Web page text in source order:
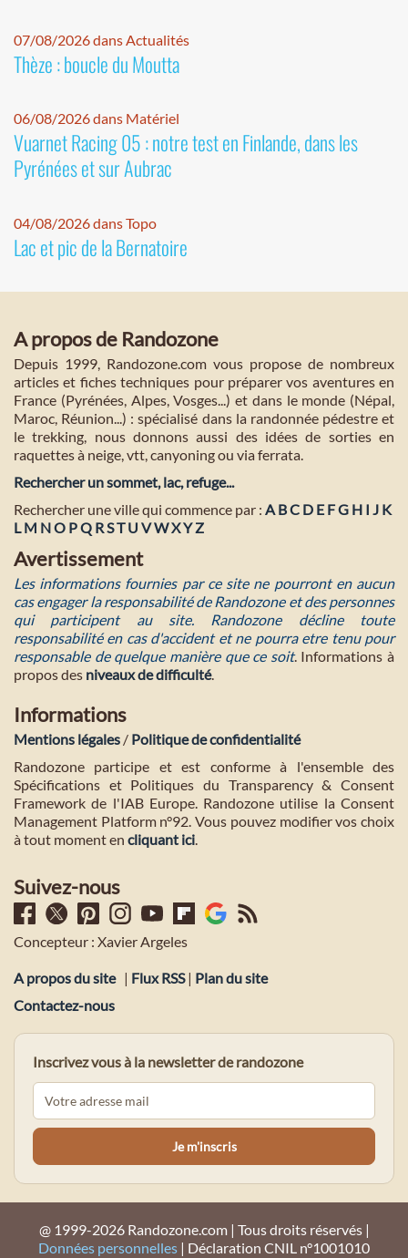
07/08/2026 dans Actualités
Thèze : boucle du Moutta
06/08/2026 dans Matériel
Vuarnet Racing 05 : notre test en Finlande, dans les
Pyrénées et sur Aubrac
04/08/2026 dans Topo
Lac et pic de la Bernatoire
A propos de Randozone
Depuis 1999, Randozone.com vous propose de nombreux
articles et fiches techniques pour préparer vos aventures en
France (Pyrénées, Alpes, Vosges...) et dans le monde (Népal,
Maroc, Réunion...) : spécialisé dans la randonnée pédestre et
le trekking, nous donnons aussi des idées de sorties en
raquettes à neige, vtt, canyoning ou via ferrata.
Rechercher un sommet, lac, refuge...
Rechercher une ville qui commence par : A BC D E FG H I J K
L M NO PQ RST U VWXYZ
Avertissement
Les informations fournies par ce site ne pourront en aucun
cas engager la responsabilité de Randozone et des personnes
qui participent au site. Randozone décline toute
responsabilité en cas d'accident et ne pourra etre tenu pour
responsable de quelque manière que ce soit. Informations à
propos des niveaux de difficulté.
Informations
Mentions légales / Politique de confidentialité
Randozone participe et est conforme à l'ensemble des
Spécifications et Politiques du Transparency & Consent
Framework de l'IAB Europe. Randozone utilise la Consent
Management Platform n°92. Vous pouvez modifier vos choix
à tout moment en cliquant ici.
Suivez-nous
Concepteur : Xavier Argeles
A propos du site | Flux RSS| Plan du site
Contactez-nous
Inscrivez vous à la newsletter de randozone
@ 1999-2026 Randozone.com | Tous droits réservés |
Données personnelles | Déclaration CNIL n°1001010